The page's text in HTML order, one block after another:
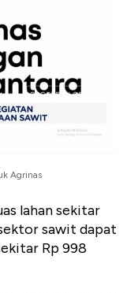
Agrinas
lahan sekitar
sawit dapat
Rp 998